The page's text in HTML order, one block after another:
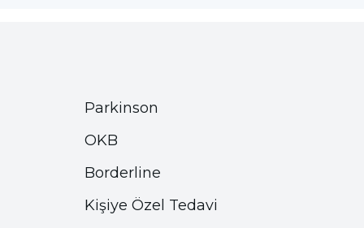
Parkinson
OKB
Borderline
Kişiye Özel Tedavi